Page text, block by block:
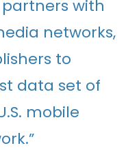
with
networks,
to
data set of
mobile